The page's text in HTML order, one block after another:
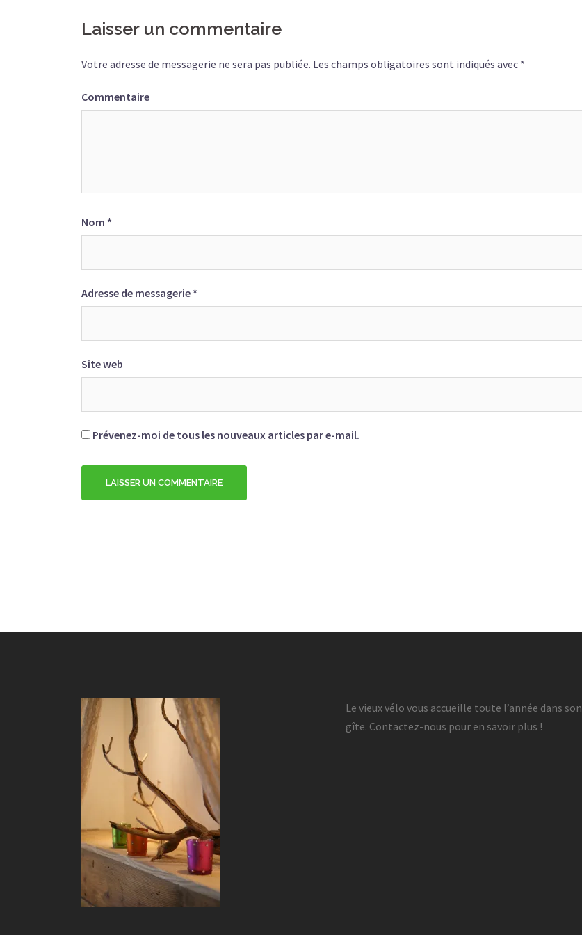
Laisser un commentaire
Votre adresse de messagerie ne sera pas publiée. Les champs obligatoires sont indiqués avec *
Commentaire
Nom *
Adresse de messagerie *
Site web
Prévenez-moi de tous les nouveaux articles par e-mail.
Le vieux vélo vous accueille toute l’année dans son
gîte. Contactez-nous pour en savoir plus !